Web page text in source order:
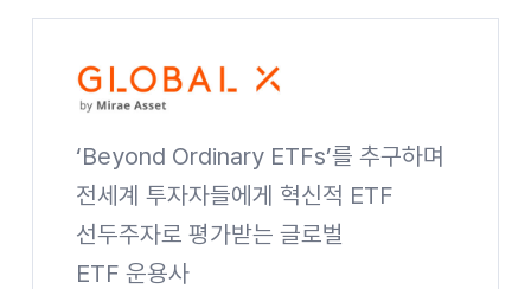
‘Beyond Ordinary ETFs’를 추구하며
전세계 투자자들에게 혁신적 ETF
선두주자로 평가받는 글로벌
ETF 운용사